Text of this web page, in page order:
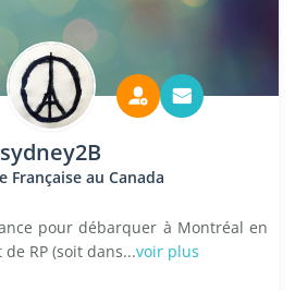
sydney2B
Française au Canada
pour débarquer à Montréal en
RP (soit dans...voir plus